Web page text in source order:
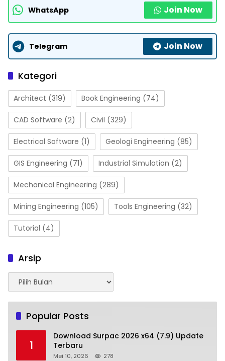
WhatsApp Join Now
Telegram Join Now
Kategori
Architect (319) Book Engineering (74)
CAD Software (2) Civil (329)
Electrical Software (1) Geologi Engineering (85)
GIS Engineering (71) Industrial Simulation (2)
Mechanical Engineering (289)
Mining Engineering (105) Tools Engineering (32)
Tutorial (4)
Arsip
Arsip
Popular Posts
1
Download Surpac 2026 x64 (7.9) Update
Terbaru
Mei 10, 2026 278